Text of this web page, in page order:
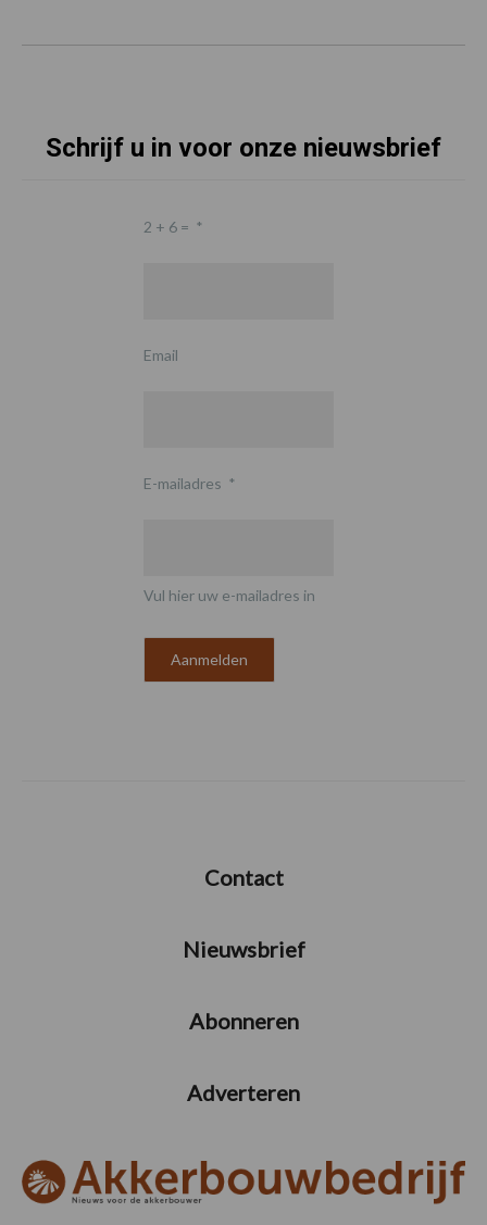
Schrijf u in voor onze nieuwsbrief
2 + 6 = *
Email
E-mailadres *
Vul hier uw e-mailadres in
Contact
Nieuwsbrief
Abonneren
Adverteren